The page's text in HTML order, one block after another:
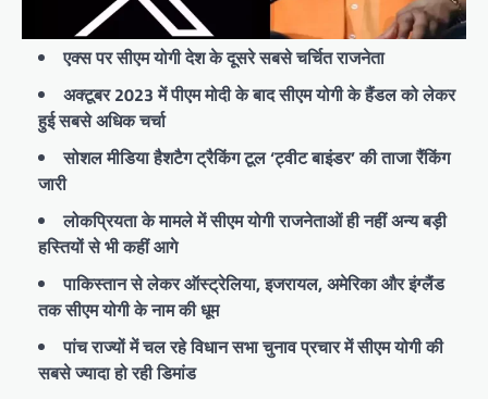
एक्स पर सीएम योगी देश के दूसरे सबसे चर्चित राजनेता
अक्टूबर 2023 में पीएम मोदी के बाद सीएम योगी के हैंडल को लेकर
हुई सबसे अधिक चर्चा
सोशल मीडिया हैशटैग ट्रैकिंग टूल ‘ट्वीट बाइंडर’ की ताजा रैंकिंग
जारी
लोकप्रियता के मामले में सीएम योगी राजनेताओं ही नहीं अन्य बड़ी
हस्तियों से भी कहीं आगे
पाकिस्तान से लेकर ऑस्ट्रेलिया, इजरायल, अमेरिका और इंग्लैंड
तक सीएम योगी के नाम की धूम
पांच राज्यों में चल रहे विधान सभा चुनाव प्रचार में सीएम योगी की
सबसे ज्यादा हो रही डिमांड